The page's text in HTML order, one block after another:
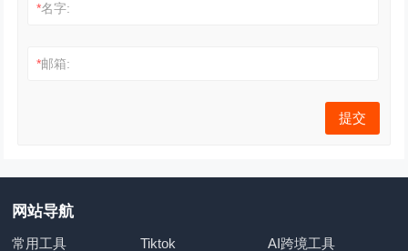
*名字:
*邮箱:
网站导航
常用工具 Tiktok
AI跨境工具